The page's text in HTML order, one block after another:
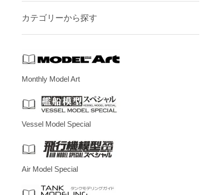
カテゴリーから探す
Monthly Model Art
Vessel Model Special
Air Model Special